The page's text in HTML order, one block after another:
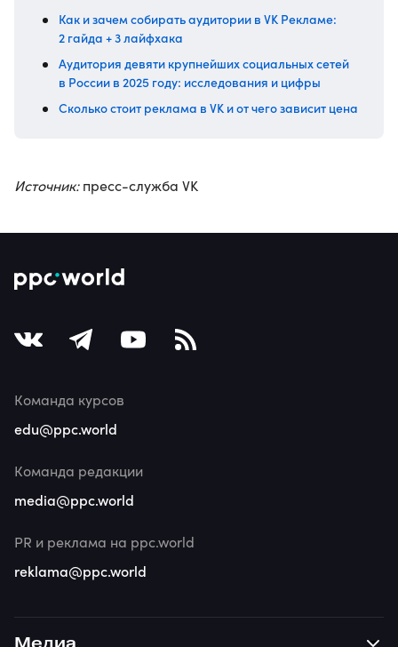
Как и зачем собирать аудитории в VK Рекламе:
2 гайда + 3 лайфхака
Аудитория девяти крупнейших социальных сетей
в России в 2025 году: исследования и цифры
Сколько стоит реклама в VK и от чего зависит цена
Источник:пресс-служба VK
Команда курсов
edu@ppc.world
Команда редакции
media@ppc.world
PR и реклама на ppc.world
reklama@ppc.world